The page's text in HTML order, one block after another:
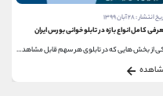
انتشار : ۲۸ آبان ۱۳۹۹
کامل انواع بازه در تابلو خوانی بورس ایران
یکی از بخش هایی که در تابلوی هر سهم قابل مشاهده...